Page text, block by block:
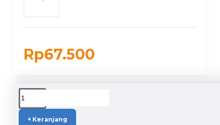
Rp67.500
+ Keranjang
DUKUNGAN PENGIRIMAN